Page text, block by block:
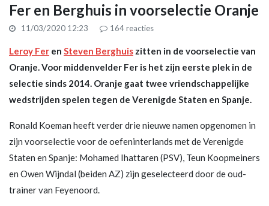
Fer en Berghuis in voorselectie Oranje
11/03/2020 12:23 164reacties
Leroy Fer en Steven Berghuis zitten in de voorselectie van
Oranje. Voor middenvelder Fer is het zijn eerste plek in de
selectie sinds 2014. Oranje gaat twee vriendschappelijke
wedstrijden spelen tegen de Verenigde Staten en Spanje.
Ronald Koeman heeft verder drie nieuwe namen opgenomen in
zijn voorselectie voor de oefeninterlands met de Verenigde
Staten en Spanje: Mohamed Ihattaren (PSV), Teun Koopmeiners
en Owen Wijndal (beiden AZ) zijn geselecteerd door de oud-
trainer van Feyenoord.